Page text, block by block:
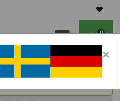
0
Maschine wählen:
×